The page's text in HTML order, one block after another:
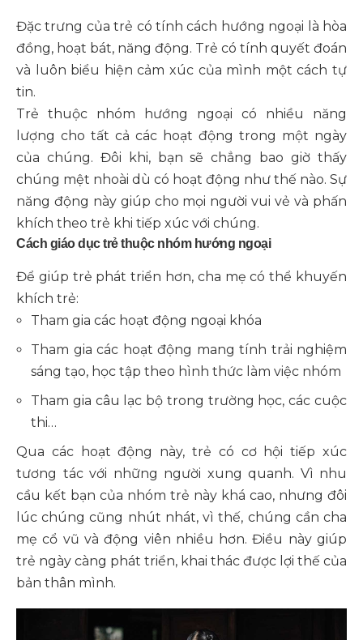
Đặc trưng của trẻ có tính cách hướng ngoại là hòa
đồng, hoạt bát, năng động. Trẻ có tính quyết đoán
và luôn biểu hiện cảm xúc của mình một cách tự
tin.
Trẻ thuộc nhóm hướng ngoại có nhiều năng
lượng cho tất cả các hoạt động trong một ngày
của chúng. Đôi khi, bạn sẽ chẳng bao giờ thấy
chúng mệt nhoài dù có hoạt động như thế nào. Sự
năng động này giúp cho mọi người vui vẻ và phấn
khích theo trẻ khi tiếp xúc với chúng.
Cách giáo dục trẻ thuộc nhóm hướng ngoại
Để giúp trẻ phát triển hơn, cha mẹ có thể khuyến
khích trẻ:
Tham gia các hoạt động ngoại khóa
Tham gia các hoạt động mang tính trải nghiệm
sáng tạo, học tập theo hình thức làm việc nhóm
Tham gia câu lạc bộ trong trường học, các cuộc
thi…
Qua các hoạt động này, trẻ có cơ hội tiếp xúc
tương tác với những người xung quanh. Vì nhu
cầu kết bạn của nhóm trẻ này khá cao, nhưng đôi
lúc chúng cũng nhút nhát, vì thế, chúng cần cha
mẹ cổ vũ và động viên nhiều hơn. Điều này giúp
trẻ ngày càng phát triển, khai thác được lợi thế của
bản thân mình.